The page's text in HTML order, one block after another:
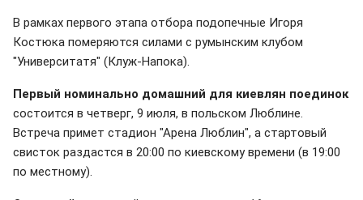
В рамках первого этапа отбора подопечные Игоря
Костюка померяются силами с румынским клубом
"Университатя" (Клуж-Напока).
Первый номинально домашний для киевлян поединок
состоится в четверг, 9 июля, в польском Люблине.
Встреча примет стадион "Арена Люблин", а стартовый
свисток раздастся в 20:00 по киевскому времени (в 19:00
по местному).